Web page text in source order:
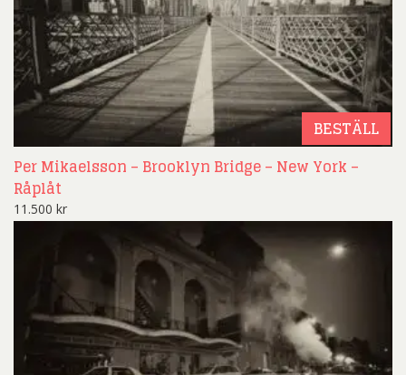
BESTÄLL
Per Mikaelsson – Brooklyn Bridge – New York –
Råplåt
11.500 kr